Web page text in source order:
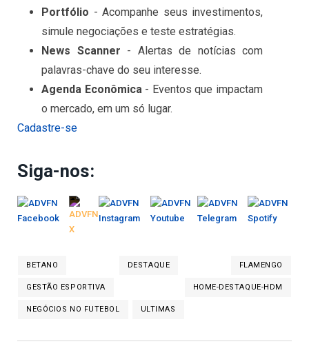
Portfólio - Acompanhe seus investimentos,
simule negociações e teste estratégias.
News Scanner - Alertas de notícias com
palavras-chave do seu interesse.
Agenda Econômica- Eventos que impactam
o mercado, em um só lugar.
Cadastre-se
Siga-nos:
BETANO DESTAQUE FLAMENGO
GESTÃO ESPORTIVA HOME-DESTAQUE-HDM
NEGÓCIOS NO FUTEBOL ULTIMAS